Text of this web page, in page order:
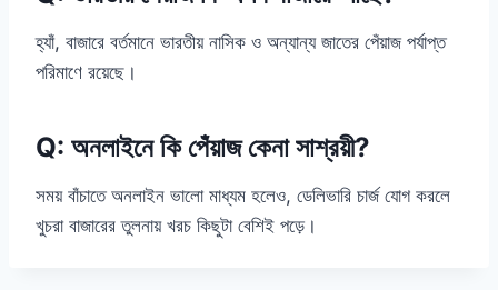
হ্যাঁ, বাজারে বর্তমানে ভারতীয় নাসিক ও অন্যান্য জাতের পেঁয়াজ পর্যাপ্ত
পরিমাণে রয়েছে।
Q: অনলাইনে কি পেঁয়াজ কেনা সাশ্রয়ী?
সময় বাঁচাতে অনলাইন ভালো মাধ্যম হলেও, ডেলিভারি চার্জ যোগ করলে
খুচরা বাজারের তুলনায় খরচ কিছুটা বেশিই পড়ে।